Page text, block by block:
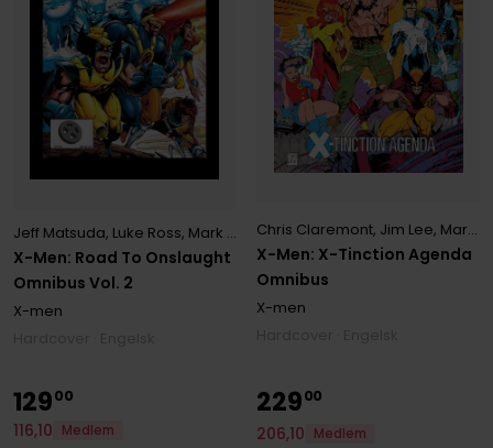
X-Men: Road To Onslaught
Omnibus Vol. 2
Jeff Matsuda, Luke Ross, Mark Waid ,Scott Lobdell,Steve Geiger
X-men
X-Men: X-Tinction Agenda
Omnibus
Chris Claremont, Jim Lee, Marvel Various
X-men
12900
116,10
Medlem
22900
206,10
Medlem